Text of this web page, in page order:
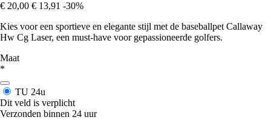
€ 20,00 € 13,91 -30%
Kies voor een sportieve en elegante stijl met de baseballpet Callaway
Hw Cg Laser, een must-have voor gepassioneerde golfers.
Maat
*
TU 24u
Dit veld is verplicht
Verzonden binnen 24 uur